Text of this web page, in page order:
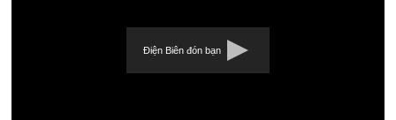
Điện Biên đón bạn